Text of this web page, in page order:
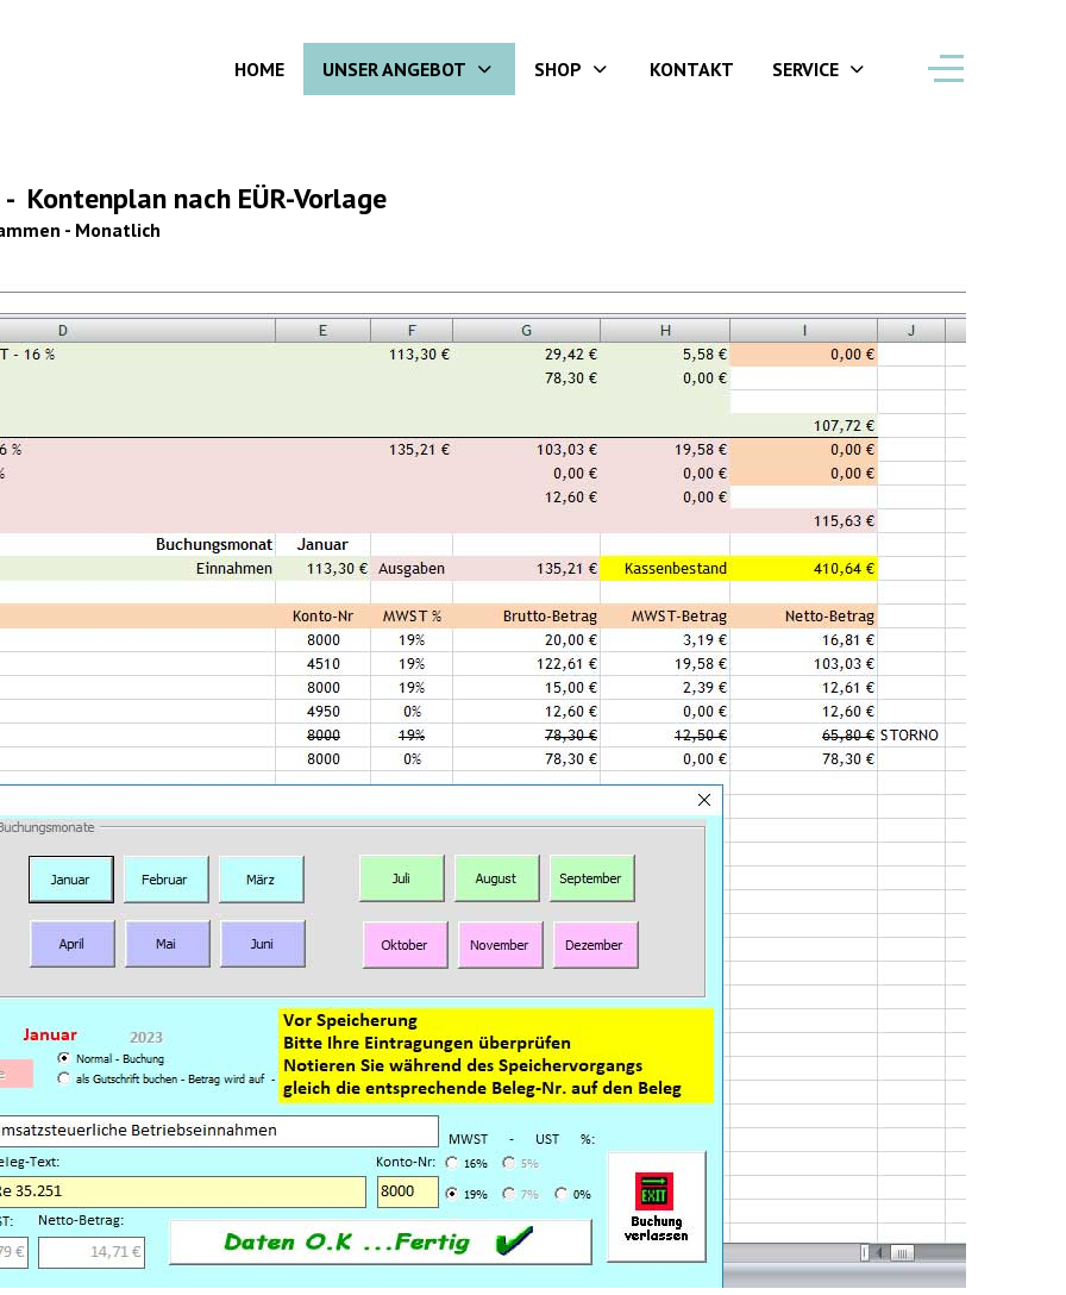
HOME UNSER ANGEBOT SHOP KONTAKT SERVICE
- Kontenplan nach EÜR-Vorlage
- Monatlich